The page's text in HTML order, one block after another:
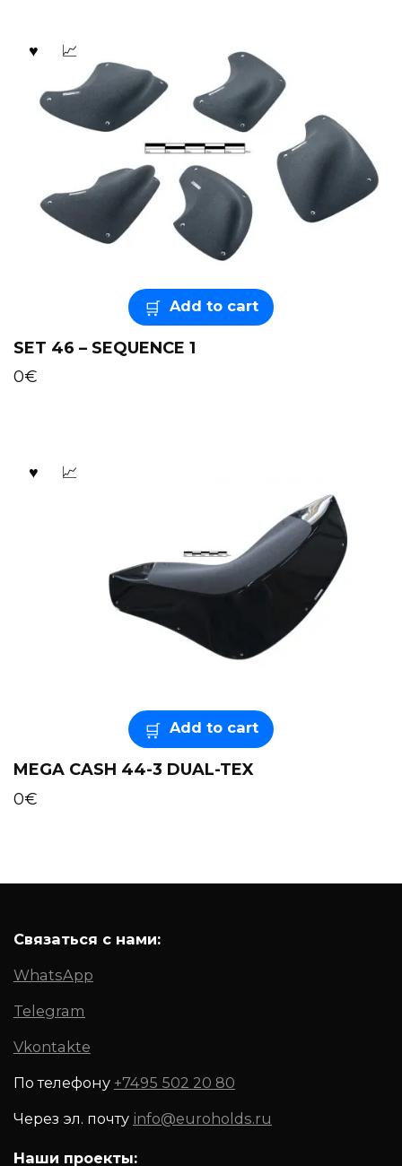
Add to cart
SET 46 – SEQUENCE 1
0€
Add to cart
MEGA CASH 44-3 DUAL-TEX
0€
Связаться с нами:
WhatsApp
Telegram
Vkontakte
По телефону +7495 502 20 80
Через эл. почту info@euroholds.ru
Наши проекты: